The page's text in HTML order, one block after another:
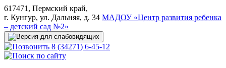
617471, Пермский край,
г. Кунгур, ул. Дальняя, д. 34 МАДОУ «Центр развития ребенка
– детский сад №2»
8 (34271) 6-45-12